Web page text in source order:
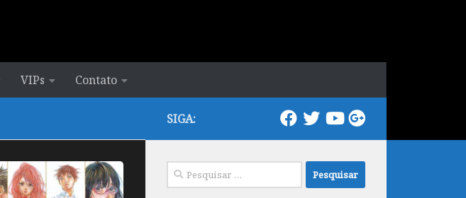
VIPs Contato
SIGA:
Pesquisar
por: